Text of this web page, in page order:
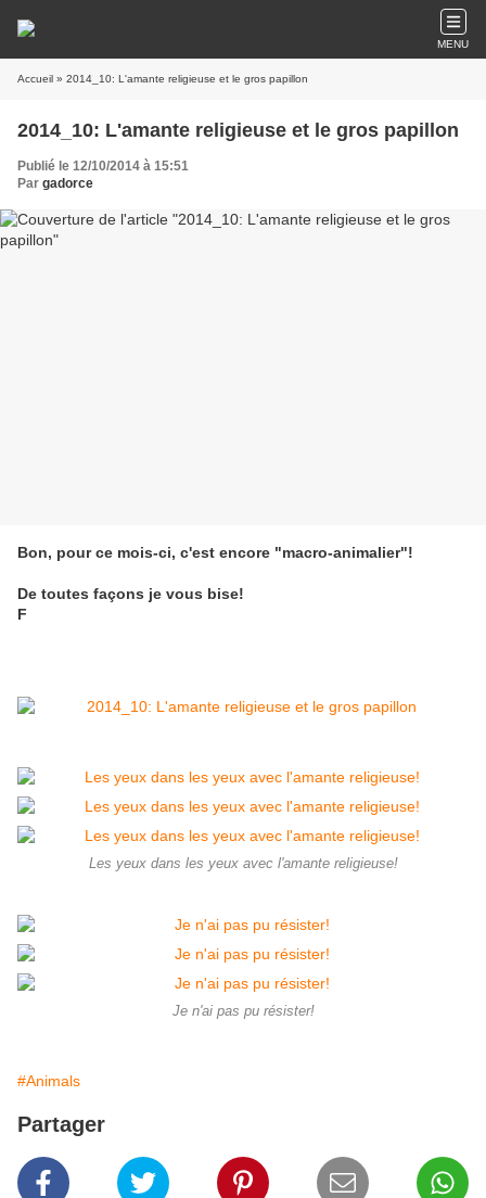
MENU
Accueil » 2014_10: L'amante religieuse et le gros papillon
2014_10: L'amante religieuse et le gros papillon
Publié le 12/10/2014 à 15:51
Par gadorce
Bon, pour ce mois-ci, c'est encore "macro-animalier"!
De toutes façons je vous bise!
F
Les yeux dans les yeux avec l'amante religieuse!
Je n'ai pas pu résister!
#Animals
Partager